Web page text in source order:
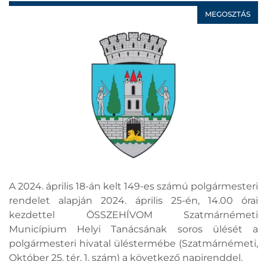
MEGOSZTÁS
A 2024. április 18-án kelt 149-es számú polgármesteri
rendelet alapján 2024. április 25-én, 14.00 órai
kezdettel ÖSSZEHÍVOM Szatmárnémeti
Municípium Helyi Tanácsának soros ülését a
polgármesteri hivatal üléstermébe (Szatmárnémeti,
Október 25. tér, 1. szám) a következő napirenddel.